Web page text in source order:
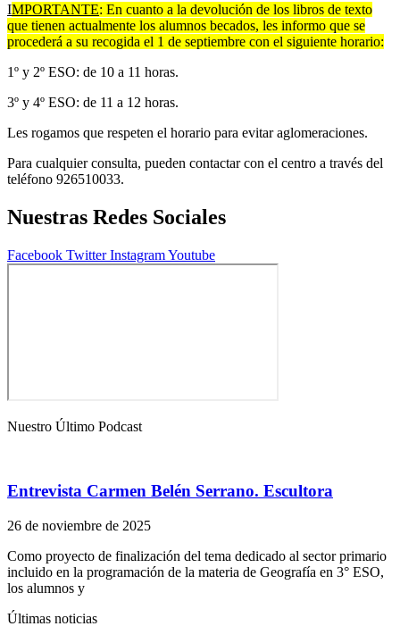
IMPORTANTE: En cuanto a la devolución de los libros de texto
que tienen actualmente los alumnos becados, les informo que se
procederá a su recogida el 1 de septiembre con el siguiente horario:
1º y 2º ESO: de 10 a 11 horas.
3º y 4º ESO: de 11 a 12 horas.
Les rogamos que respeten el horario para evitar aglomeraciones.
Para cualquier consulta, pueden contactar con el centro a través del
teléfono 926510033.
Nuestras Redes Sociales
Facebook Twitter InstagramYoutube
Nuestro Último Podcast
Entrevista Carmen Belén Serrano. Escultora
26 de noviembre de 2025
Como proyecto de finalización del tema dedicado al sector primario
incluido en la programación de la materia de Geografía en 3° ESO,
los alumnos y
Últimas noticias